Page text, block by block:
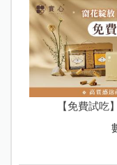
【免費試吃